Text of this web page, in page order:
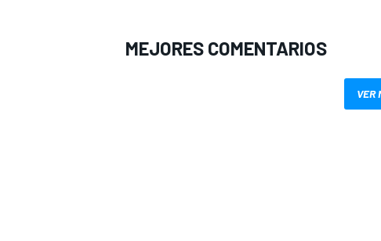
MEJORES COMENTARIOS
VER